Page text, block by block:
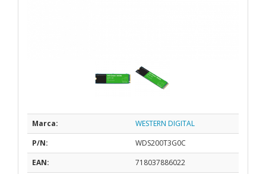
Marca:
WESTERN DIGITAL
P/N:
WDS200T3G0C
EAN:
718037886022